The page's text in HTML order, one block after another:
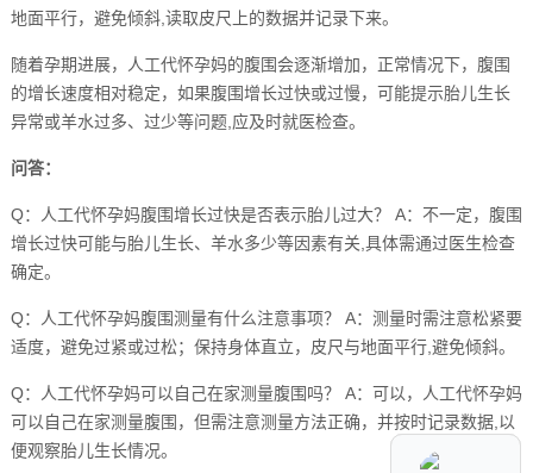
地面平行，避免倾斜,读取皮尺上的数据并记录下来。
随着孕期进展，人工代怀孕妈的腹围会逐渐增加，正常情况下，腹围
的增长速度相对稳定，如果腹围增长过快或过慢，可能提示胎儿生长
异常或羊水过多、过少等问题,应及时就医检查。
问答：
Q：人工代怀孕妈腹围增长过快是否表示胎儿过大？ A：不一定，腹围
增长过快可能与胎儿生长、羊水多少等因素有关,具体需通过医生检查
确定。
Q：人工代怀孕妈腹围测量有什么注意事项？ A：测量时需注意松紧要
适度，避免过紧或过松；保持身体直立，皮尺与地面平行,避免倾斜。
Q：人工代怀孕妈可以自己在家测量腹围吗？ A：可以，人工代怀孕妈
可以自己在家测量腹围，但需注意测量方法正确，并按时记录数据,以
便观察胎儿生长情况。